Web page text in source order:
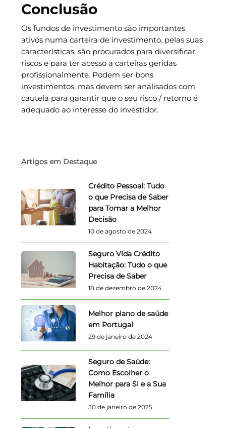
Conclusão
Os fundos de investimento são importantes
ativos numa carteira de investimento. pelas suas
características, são procurados para diversificar
riscos e para ter acesso a carteiras geridas
profissionalmente. Podem ser bons
investimentos, mas devem ser analisados com
cautela para garantir que o seu risco / retorno é
adequado ao interesse do investidor.
Artigos em Destaque
Crédito Pessoal: Tudo
o que Precisa de Saber
para Tomar a Melhor
Decisão
10 de agosto de 2024
Seguro Vida Crédito
Habitação: Tudo o que
Precisa de Saber
18 de dezembro de 2024
Melhor plano de saúde
em Portugal
29 de janeiro de 2024
Seguro de Saúde:
Como Escolher o
Melhor para Si e a Sua
Família
30 de janeiro de 2025